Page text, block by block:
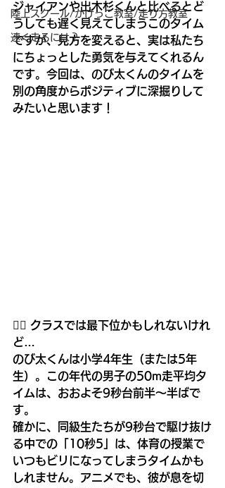
陸上スクール/かけっこ教室/走り方教室
速く走るには？
ジャイアンや出木杉くんと比べるとど
うしても遅く見えてしまうこのタイム
ですが、見方を変えると、実は私たち
にちょっとした勇気を与えてくれるん
です。今回は、のび太くんのタイムを
別の角度からポジティブに深掘りして
みたいと思います！
🏃‍♂️ クラスでは最下位かもしれないけれ
ど…
のび太くんは小学4年生（または5年
生）。この年代の男子の50m走平均タ
イムは、おおよそ9秒台前半〜半ばで
す。
確かに、同級生たちが9秒台で駆け抜け
る中での「10秒5」は、体育の授業で
いつもビリになってしまうタイムかも
しれません。アニメでも、彼が息を切